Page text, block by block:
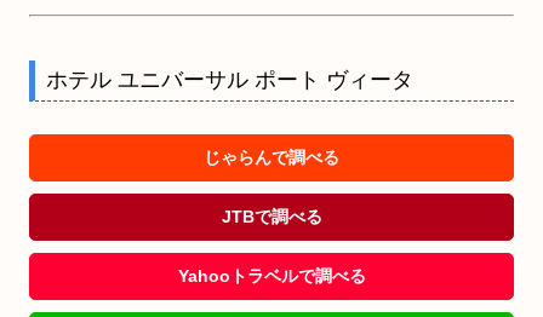
ホテル ユニバーサル ポート ヴィータ
じゃらんで調べる
JTBで調べる
Yahooトラベルで調べる